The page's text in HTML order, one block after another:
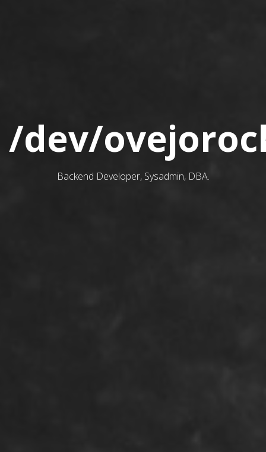
/dev/
Backend Developer, Sysadmin, DBA.